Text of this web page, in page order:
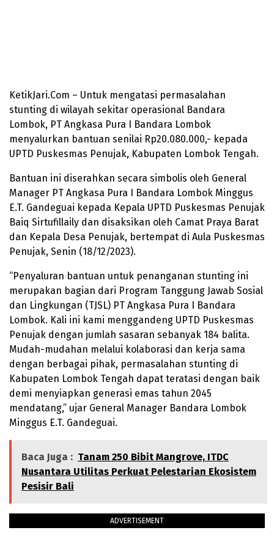
KetikJari.Com – Untuk mengatasi permasalahan
stunting di wilayah sekitar operasional Bandara
Lombok, PT Angkasa Pura I Bandara Lombok
menyalurkan bantuan senilai Rp20.080.000,- kepada
UPTD Puskesmas Penujak, Kabupaten Lombok Tengah.
Bantuan ini diserahkan secara simbolis oleh General
Manager PT Angkasa Pura I Bandara Lombok Minggus
E.T. Gandeguai kepada Kepala UPTD Puskesmas Penujak
Baiq Sirtufillaily dan disaksikan oleh Camat Praya Barat
dan Kepala Desa Penujak, bertempat di Aula Puskesmas
Penujak, Senin (18/12/2023).
“Penyaluran bantuan untuk penanganan stunting ini
merupakan bagian dari Program Tanggung Jawab Sosial
dan Lingkungan (TJSL) PT Angkasa Pura I Bandara
Lombok. Kali ini kami menggandeng UPTD Puskesmas
Penujak dengan jumlah sasaran sebanyak 184 balita.
Mudah-mudahan melalui kolaborasi dan kerja sama
dengan berbagai pihak, permasalahan stunting di
Kabupaten Lombok Tengah dapat teratasi dengan baik
demi menyiapkan generasi emas tahun 2045
mendatang,” ujar General Manager Bandara Lombok
Minggus E.T. Gandeguai.
Baca Juga : Tanam 250 Bibit Mangrove, ITDC
Nusantara Utilitas Perkuat Pelestarian Ekosistem
Pesisir Bali
ADVERTISEMENT